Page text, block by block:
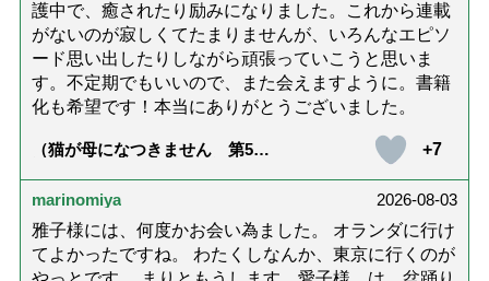
護中で、癒されたり励みになりました。これから連載
がないのが寂しくてたまりませんが、いろんなエピソ
ード思い出したりしながら頑張っていこうと思いま
す。不定期でもいいので、また会えますように。書籍
化も希望です！本当にありがとうございました。
（猫が母になつきません 第500
+7
marinomiya
2026-08-03
雅子様には、何度かお会い為ました。 オランダに行け
てよかったですね。 わたくしなんか、東京に行くのが